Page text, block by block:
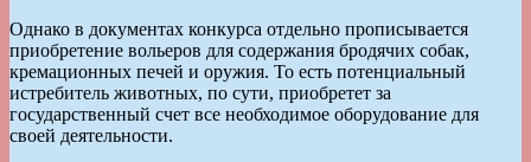
Однако в документах конкурса отдельно прописывается
приобретение вольеров для содержания бродячих собак,
кремационных печей и оружия. То есть потенциальный
истребитель животных, по сути, приобретет за
государственный счет все необходимое оборудование для
своей деятельности.